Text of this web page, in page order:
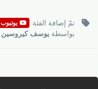
تمّ إضافة الفئة يوتيوب
بواسطة يوسف كيروسين